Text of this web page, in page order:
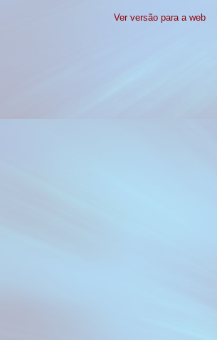
Ver versão para a web